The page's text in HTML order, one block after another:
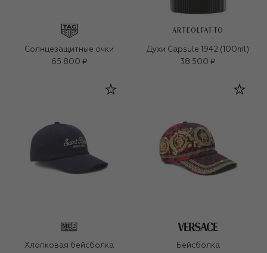
Солнцезащитные очки
65 800 ₽
ARTEOLFATTO
Духи Capsule 1942 (100ml)
38 500 ₽
Хлопковая бейсболка
Бейсболка